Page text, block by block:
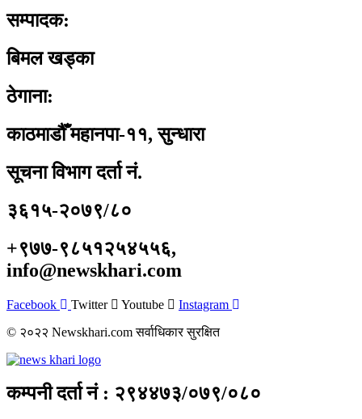
सम्पादक:
बिमल खड्का
ठेगाना:
काठमाडौँ महानपा-११, सुन्धारा
सूचना विभाग दर्ता नं.
३६१५-२०७९/८०
+९७७-९८५१२५४५५६,
info@newskhari.com
Facebook Twitter Youtube
Instagram
© २०२२ Newskhari.com सर्वाधिकार सुरक्षित
कम्पनी दर्ता नं : २९४४७३/०७९/०८०